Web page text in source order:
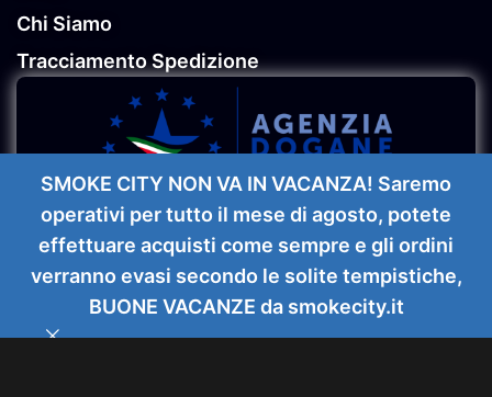
SMOKE CITY NON VA IN VACANZA! Saremo
operativi per tutto il mese di agosto, potete
effettuare acquisti come sempre e gli ordini
verranno evasi secondo le solite tempistiche,
BUONE VACANZE da smokecity.it
Chi Siamo
Tracciamento Spedizione
VENDITA VIETATA AI MINORI DI 18 ANNI
Drip Tips
Ultem Drip
Tip Long
(SE/L/V.10
Style) –
Vape
11,90€
IVA
Solo 2
pezzi
disponibili